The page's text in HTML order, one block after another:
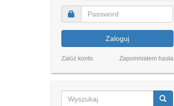
Zaloguj
Załóż konto Zapomniałem hasła